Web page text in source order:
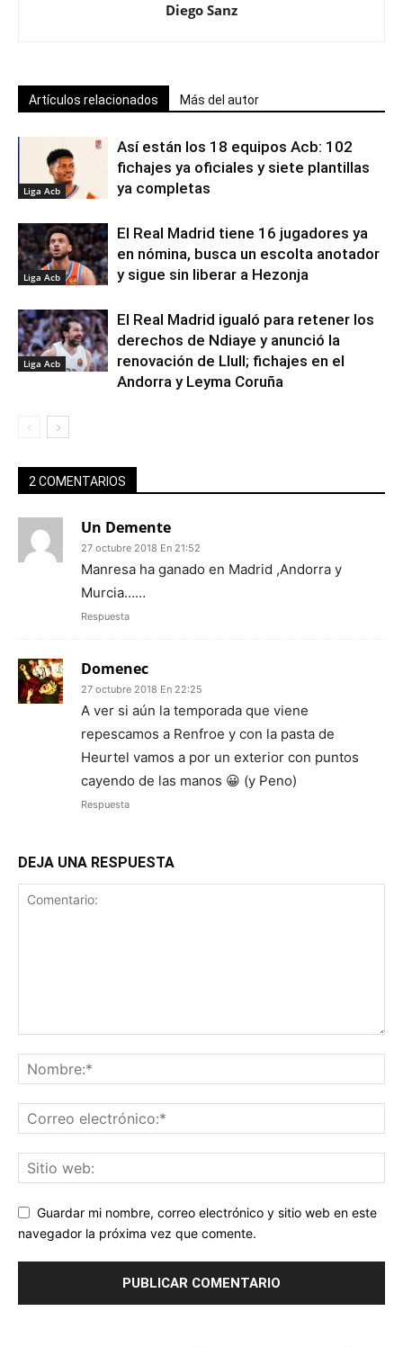
Diego Sanz
Artículos relacionados Más del autor
Liga Acb
Así están los 18 equipos Acb: 102
fichajes ya oficiales y siete plantillas
ya completas
Liga Acb
El Real Madrid tiene 16 jugadores ya
en nómina, busca un escolta anotador
y sigue sin liberar a Hezonja
Liga Acb
El Real Madrid igualó para retener los
derechos de Ndiaye y anunció la
renovación de Llull; fichajes en el
Andorra y Leyma Coruña
2 COMENTARIOS
Un Demente
27 octubre 2018 En 21:52
Manresa ha ganado en Madrid ,Andorra y
Murcia……
Respuesta
Domenec
27 octubre 2018 En 22:25
A ver si aún la temporada que viene
repescamos a Renfroe y con la pasta de
Heurtel vamos a por un exterior con puntos
cayendo de las manos 😀 (y Peno)
Respuesta
DEJA UNA RESPUESTA
Guardar mi nombre, correo electrónico y sitio web en este
navegador la próxima vez que comente.